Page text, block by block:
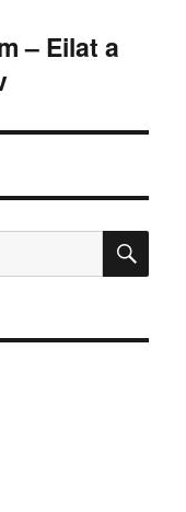
– Eilat a